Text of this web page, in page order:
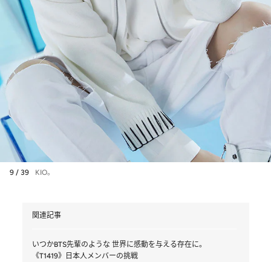
9 / 39 KIO。
関連記事
いつかBTS先輩のような 世界に感動を与える存在に。
《T1419》日本人メンバーの挑戦